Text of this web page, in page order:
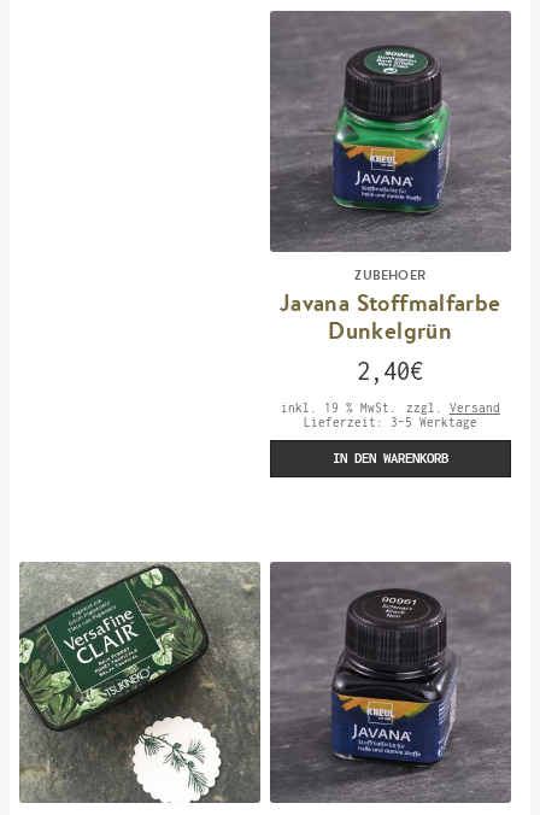
ZUBEHOER
Javana Stoffmalfarbe
Dunkelgrün
2,40€
inkl. 19 % MwSt. zzgl. Versand
Lieferzeit:
3-5 Werktage
IN DEN WARENKORB